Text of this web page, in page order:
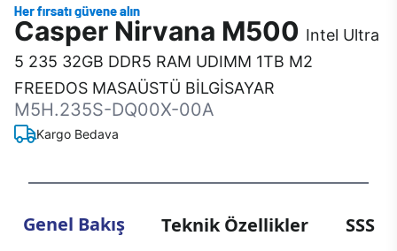
Casper Nirvana M500 Intel Ultra
5 235 32GB DDR5 RAM UDIMM 1TB M2
FREEDOS MASAÜSTÜ BİLGİSAYAR
M5H.235S-DQ00X-00A
Kargo Bedava
Genel Bakış Teknik Özellikler SSS